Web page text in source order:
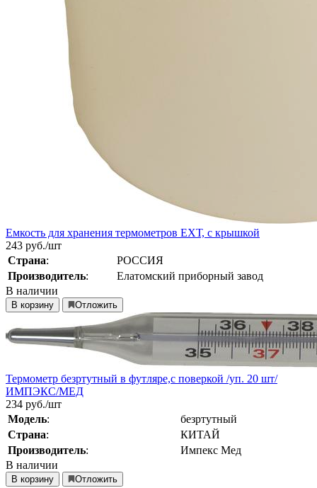
Емкость для хранения термометров ЕХТ, с крышкой
243 руб./шт
Страна:
РОССИЯ
Производитель:
Елатомский приборный завод
В наличии
В корзину Отложить
Термометр безртутный в футляре,с поверкой /уп. 20 шт/
ИМПЭКС/МЕД
234 руб./шт
Модель:
безртутный
Страна:
КИТАЙ
Производитель:
Импекс Мед
В наличии
В корзину Отложить